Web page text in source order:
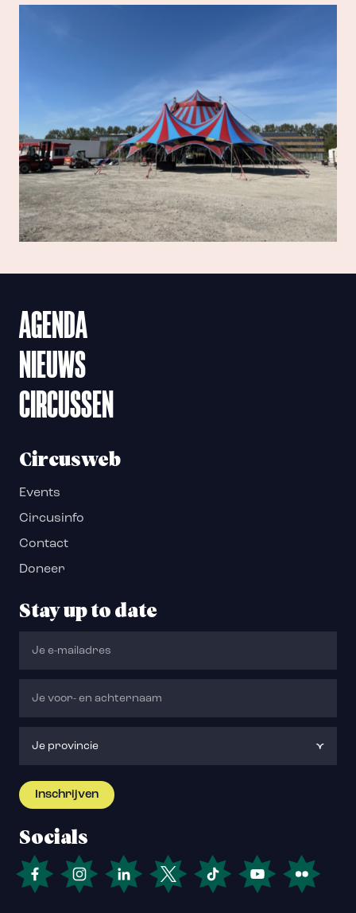
AGENDA
NIEUWS
CIRCUSSEN
Circusweb
Events
Circusinfo
Contact
Doneer
Stay up to date
Socials